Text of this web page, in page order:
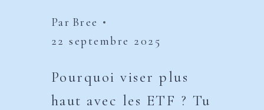
Par Bree
22 septembre 2025
Pourquoi viser plus
haut avec les ETF ? Tu